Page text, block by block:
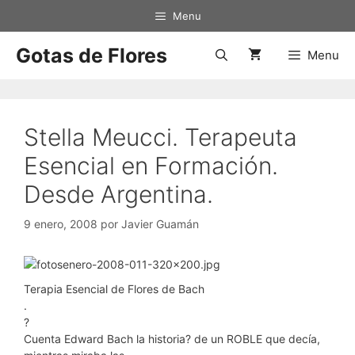
Menu
Gotas de Flores Menu
Stella Meucci. Terapeuta
Esencial en Formación.
Desde Argentina.
9 enero, 2008 por Javier Guamán
Terapia Esencial de Flores de Bach
.
?
Cuenta Edward Bach la historia? de un ROBLE que decía,